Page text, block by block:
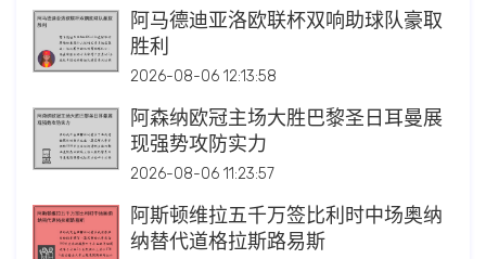
阿马德迪亚洛欧联杯双响助球队豪取
胜利
2026-08-06 12:13:58
阿森纳欧冠主场大胜巴黎圣日耳曼展
现强势攻防实力
2026-08-06 11:23:57
阿斯顿维拉五千万签比利时中场奥纳
纳替代道格拉斯路易斯